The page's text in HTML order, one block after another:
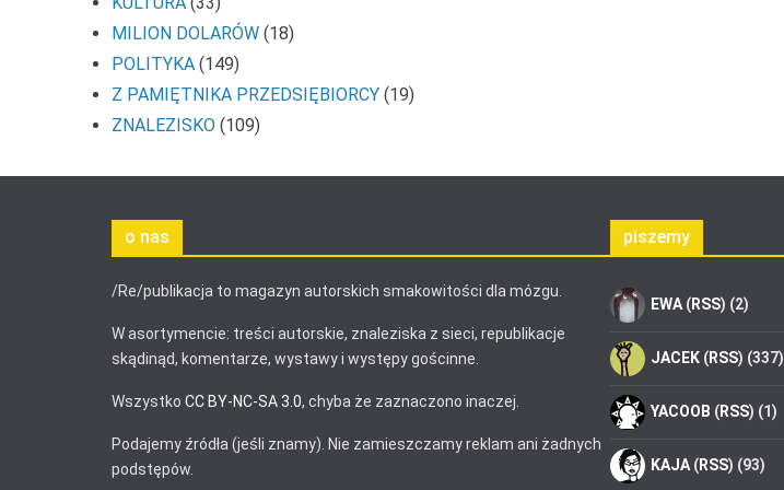
MILION DOLARÓW (18)
POLITYKA (149)
Z PAMIĘTNIKA PRZEDSIĘBIORCY (19)
ZNALEZISKO (109)
o nas
/Re/publikacja to magazyn autorskich smakowitości dla mózgu.
W asortymencie: treści autorskie, znaleziska z sieci, republikacje
skądinąd, komentarze, wystawy i występy gościnne.
Wszystko CC BY-NC-SA 3.0, chyba że zaznaczono inaczej.
Podajemy źródła (jeśli znamy). Nie zamieszczamy reklam ani żadnych
podstępów.
piszemy
EWA (RSS) (2)
JACEK (RSS) (337)
YACOOB (RSS) (1)
KAJA (RSS) (93)